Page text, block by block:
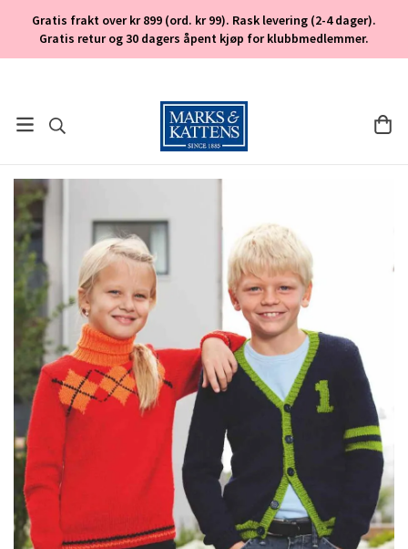
Gratis frakt over kr 899 (ord. kr 99). Rask levering (2-4 dager).
Gratis retur og 30 dagers åpent kjøp for klubbmedlemmer.